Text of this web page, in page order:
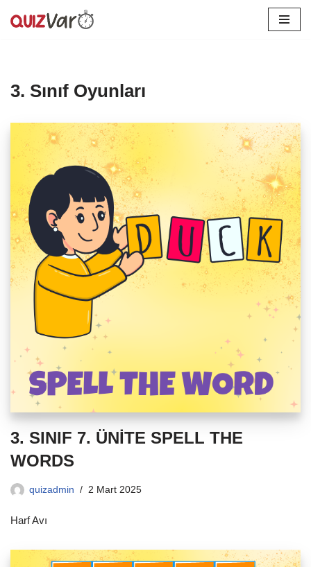
3. Sınıf Oyunları
3. SINIF 7. ÜNİTE SPELL THE
WORDS
quizadmin 2 Mart 2025
Harf Avı